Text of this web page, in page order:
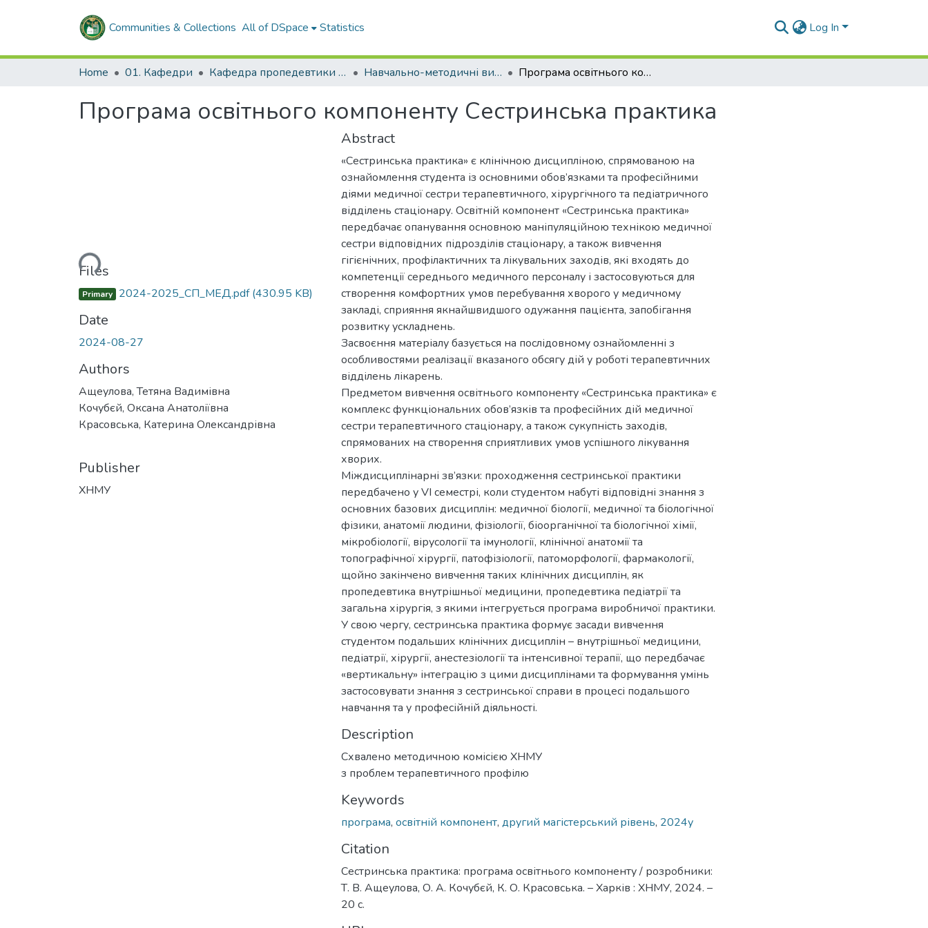
Communities & Collections All of DSpace Statistics Log In
Home 01. Кафедри Кафедра пропедевтики внутрішньої медицини, медсестринства та біоетики Навчально-методичні видання. Кафедра пропедевтики внутрішньої медицини, медсестринства та біоетики Програма освітнього компоненту Сестринська практика
Програма освітнього компоненту Сестринська практика
Loading...
Files
Primary 2024-2025_СП_МЕД.pdf(430.95 KB)
Date
2024-08-27
Authors
Ащеулова, Тетяна Вадимівна
Кочубєй, Оксана Анатоліївна
Красовська, Катерина Олександрівна
Publisher
ХНМУ
Abstract
«Сестринська практика» є клінічною дисципліною, спрямованою на
ознайомлення студента із основними обов’язками та професійними
діями медичної сестри терапевтичного, хірургічного та педіатричного
відділень стаціонару. Освітній компонент «Сестринська практика»
передбачає опанування основною маніпуляційною технікою медичної
сестри відповідних підрозділів стаціонару, а також вивчення
гігієнічних, профілактичних та лікувальних заходів, які входять до
компетенції середнього медичного персоналу і застосовуються для
створення комфортних умов перебування хворого у медичному
закладі, сприяння якнайшвидшого одужання пацієнта, запобігання
розвитку ускладнень.
Засвоєння матеріалу базується на послідовному ознайомленні з
особливостями реалізації вказаного обсягу дій у роботі терапевтичних
відділень лікарень.
Предметом вивчення освітнього компоненту «Сестринська практика» є
комплекс функціональних обов’язків та професійних дій медичної
сестри терапевтичного стаціонару, а також сукупність заходів,
спрямованих на створення сприятливих умов успішного лікування
хворих.
Міждисциплінарні зв’язки: проходження сестринської практики
передбачено у VI семестрі, коли студентом набуті відповідні знання з
основних базових дисциплін: медичної біології, медичної та біологічної
фізики, анатомії людини, фізіології, біоорганічної та біологічної хімії,
мікробіології, вірусології та імунології, клінічної анатомії та
топографічної хірургії, патофізіології, патоморфології, фармакології,
щойно закінчено вивчення таких клінічних дисциплін, як
пропедевтика внутрішньої медицини, пропедевтика педіатрії та
загальна хірургія, з якими інтегрується програма виробничої практики.
У свою чергу, сестринська практика формує засади вивчення
студентом подальших клінічних дисциплін – внутрішньої медицини,
педіатрії, хірургії, анестезіології та інтенсивної терапії, що передбачає
«вертикальну» інтеграцію з цими дисциплінами та формування умінь
застосовувати знання з сестринської справи в процесі подальшого
навчання та у професійній діяльності.
Description
Схвалено методичною комісією ХНМУ
з проблем терапевтичного профілю
Keywords
програма, освітній компонент, другий магістерський рівень, 2024у
Citation
Сестринська практика: програма освітнього компоненту / розробники:
Т. В. Ащеулова, О. А. Кочубєй, К. О. Красовська. – Харків : ХНМУ, 2024. –
20 с.